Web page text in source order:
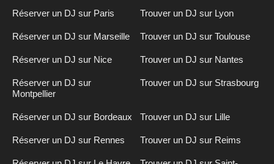
Réserver un DJ sur Paris Trouver un DJ sur Lyon
Réserver un DJ sur Marseille Trouver un DJ sur Toulouse
Réserver un DJ sur Nice Trouver un DJ sur Nantes
Réserver un DJ sur
Montpellier
Trouver un DJ sur Strasbourg
Réserver un DJ sur Bordeaux Trouver un DJ sur Lille
Réserver un DJ sur Rennes Trouver un DJ sur Reims